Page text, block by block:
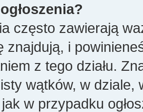
często zawierają
znajdują, i
z tego działu.
wątków, w dziale,
w przypadku